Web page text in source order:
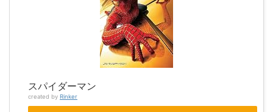
スパイダーマン
created by Rinker